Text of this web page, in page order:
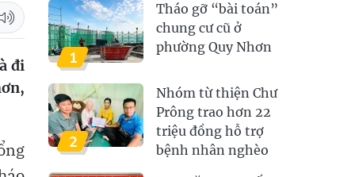
đi
1
Tháo gỡ “bài toán”
chung cư cũ ở
phường Quy Nhơn
2
Nhóm từ thiện Chư
Prông trao hơn 22
triệu đồng hỗ trợ
bệnh nhân nghèo